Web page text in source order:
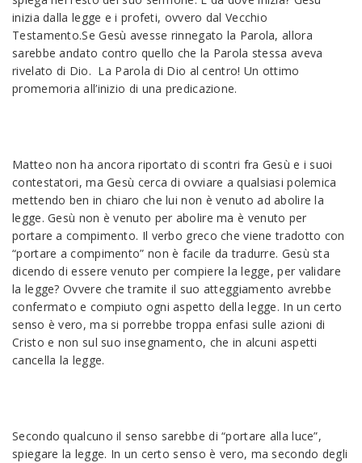
inizia dalla legge e i profeti, ovvero dal Vecchio
Testamento.Se Gesù avesse rinnegato la Parola, allora
sarebbe andato contro quello che la Parola stessa aveva
rivelato di Dio. La Parola di Dio al centro! Un ottimo
promemoria all’inizio di una predicazione.
Matteo non ha ancora riportato di scontri fra Gesù e i suoi
contestatori, ma Gesù cerca di ovviare a qualsiasi polemica
mettendo ben in chiaro che lui non è venuto ad abolire la
legge. Gesù non è venuto per abolire ma è venuto per
portare a compimento. Il verbo greco che viene tradotto con
“portare a compimento” non è facile da tradurre. Gesù sta
dicendo di essere venuto per compiere la legge, per validare
la legge? Ovvere che tramite il suo atteggiamento avrebbe
confermato e compiuto ogni aspetto della legge. In un certo
senso è vero, ma si porrebbe troppa enfasi sulle azioni di
Cristo e non sul suo insegnamento, che in alcuni aspetti
cancella la legge.
Secondo qualcuno il senso sarebbe di “portare alla luce”,
spiegare la legge. In un certo senso è vero, ma secondo degli